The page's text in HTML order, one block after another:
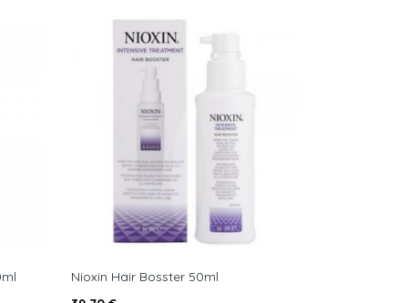
Nioxin Hair Bosster 50ml